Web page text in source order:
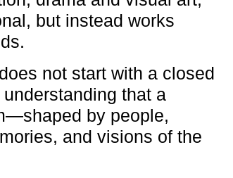
but instead works
not start with a closed
that a
by people,
and visions of the